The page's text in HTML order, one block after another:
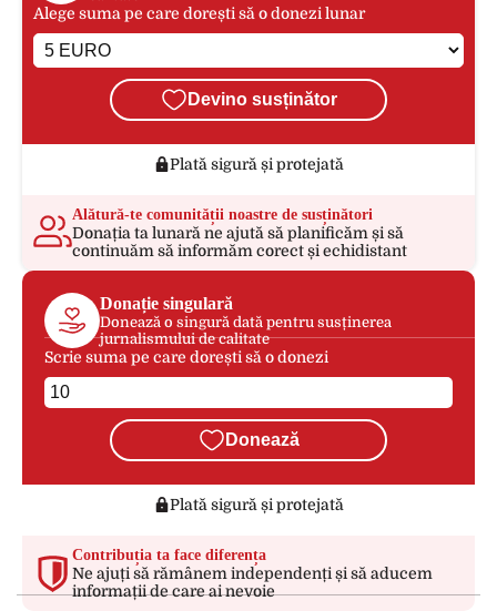
Alege suma pe care dorești să o donezi lunar
Devino susținător
Plată sigură și protejată
Alătură-te comunității noastre de susținători
Donația ta lunară ne ajută să planificăm și să
continuăm să informăm corect și echidistant
Donație singulară
Donează o singură dată pentru susținerea
jurnalismului de calitate
Scrie suma pe care dorești să o donezi
Donează
Plată sigură și protejată
Contribuția ta face diferența
Ne ajuți să rămânem independenți și să aducem
informații de care ai nevoie